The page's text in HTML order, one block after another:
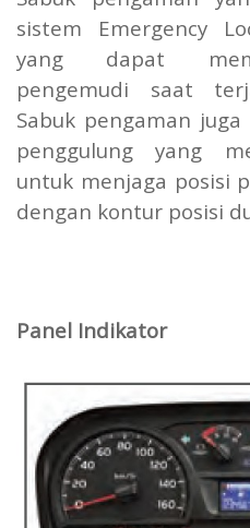
sistem Emergency
yang dapat
pengemudi saat
Sabuk pengaman
penggulung yang
untuk menjaga posisi
dengan kontur posisi
Panel Indikator